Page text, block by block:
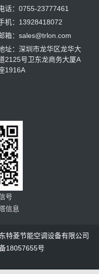
话：0755-23777461
机：13928418072
箱：sales@trlon.com
址：深圳市龙华区龙华大
2125号卫东龙商务大厦A
1916A
号
信息
特菱节能空调设备有限公司
18057655号